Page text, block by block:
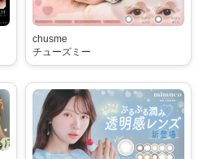
chusme
チューズミー